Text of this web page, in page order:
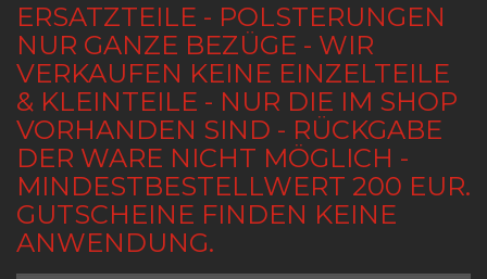
ERSATZTEILE - POLSTERUNGEN
NUR GANZE BEZÜGE - WIR
VERKAUFEN KEINE EINZELTEILE
& KLEINTEILE - NUR DIE IM SHOP
VORHANDEN SIND - RÜCKGABE
DER WARE NICHT MÖGLICH -
MINDESTBESTELLWERT 200 EUR.
GUTSCHEINE FINDEN KEINE
ANWENDUNG.